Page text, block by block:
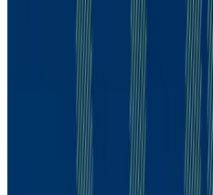
Alexandre Schwartsman